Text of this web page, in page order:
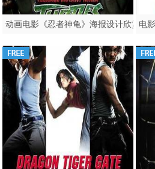
动画电影《忍者神龟》海报设计欣赏电